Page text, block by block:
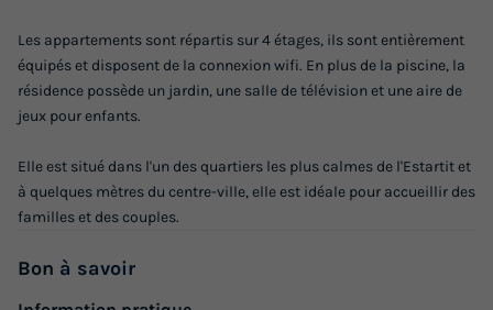
Surface
60m²
Adultes
6
Chambres
2
Salle de bain
1
Salon de jardin
+ 3
du 02/10/2026
Modifier les dates
Les appartements sont répartis sur 4 étages, ils sont entièrement
équipés et disposent de la connexion wifi. En plus de la piscine, la
résidence possède un jardin, une salle de télévision et une aire de
jeux pour enfants.
Elle est situé dans l'un des quartiers les plus calmes de l'Estartit et
à quelques mètres du centre-ville, elle est idéale pour accueillir des
familles et des couples.
Bon à savoir